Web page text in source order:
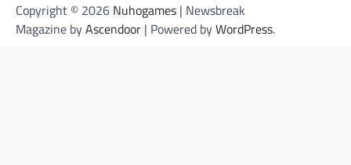
Copyright © 2026 Nuhogames | Newsbreak
Magazine byAscendoor | Powered byWordPress.